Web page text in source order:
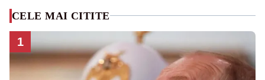
CELE MAI CITITE
1